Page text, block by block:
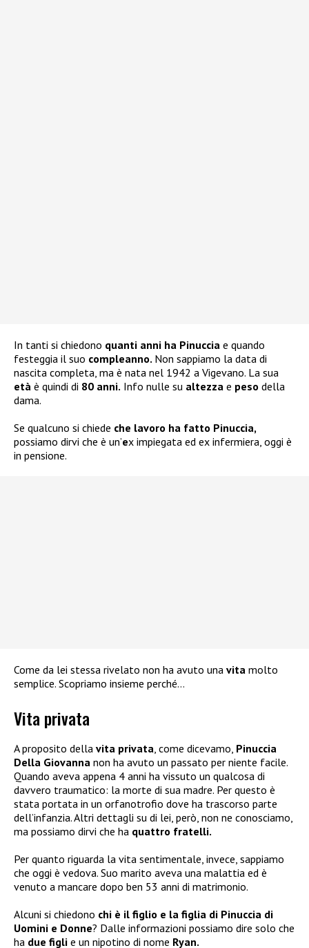
In tanti si chiedono quanti anni ha Pinuccia e quando
festeggia il suo compleanno. Non sappiamo la data di
nascita completa, ma è nata nel 1942 a Vigevano. La sua
età è quindi di 80 anni. Info nulle su altezza e peso della
dama.
Se qualcuno si chiede che lavoro ha fatto Pinuccia,
possiamo dirvi che è un’ex impiegata ed ex infermiera, oggi è
in pensione.
Come da lei stessa rivelato non ha avuto una vita molto
semplice. Scopriamo insieme perché…
Vita privata
A proposito della vita privata, come dicevamo, Pinuccia
Della Giovanna non ha avuto un passato per niente facile.
Quando aveva appena 4 anni ha vissuto un qualcosa di
davvero traumatico: la morte di sua madre. Per questo è
stata portata in un orfanotrofio dove ha trascorso parte
dell’infanzia. Altri dettagli su di lei, però, non ne conosciamo,
ma possiamo dirvi che ha quattro fratelli.
Per quanto riguarda la vita sentimentale, invece, sappiamo
che oggi è vedova. Suo marito aveva una malattia ed è
venuto a mancare dopo ben 53 anni di matrimonio.
Alcuni si chiedono chi è il figlio e la figlia di Pinuccia di
Uomini e Donne? Dalle informazioni possiamo dire solo che
ha due figli e un nipotino di nome Ryan.